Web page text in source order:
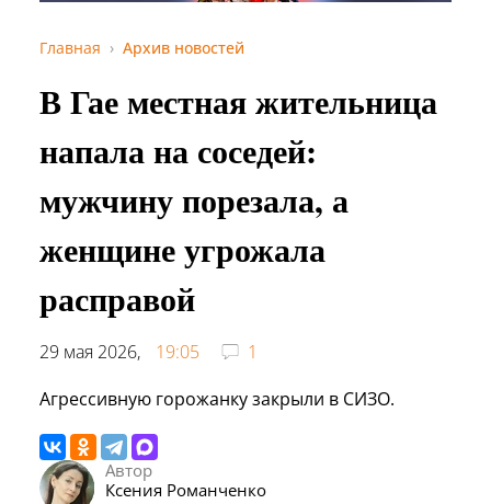
Главная Архив новостей
В Гае местная жительница
напала на соседей:
мужчину порезала, а
женщине угрожала
расправой
29 мая 2026, 19:05
1
Агрессивную горожанку закрыли в СИЗО.
Автор
Ксения Романченко